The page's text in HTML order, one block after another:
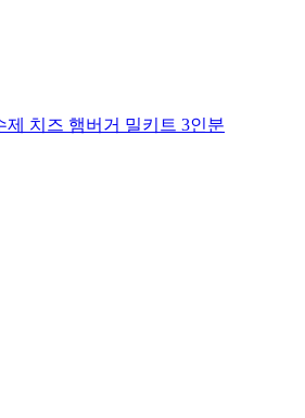
제 치즈 햄버거 밀키트 3인분